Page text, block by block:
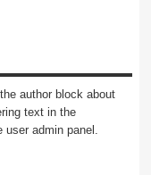
author block about
text in the
user admin panel.